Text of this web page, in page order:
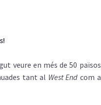
veure en més de 50 països
tant al West Endcom a